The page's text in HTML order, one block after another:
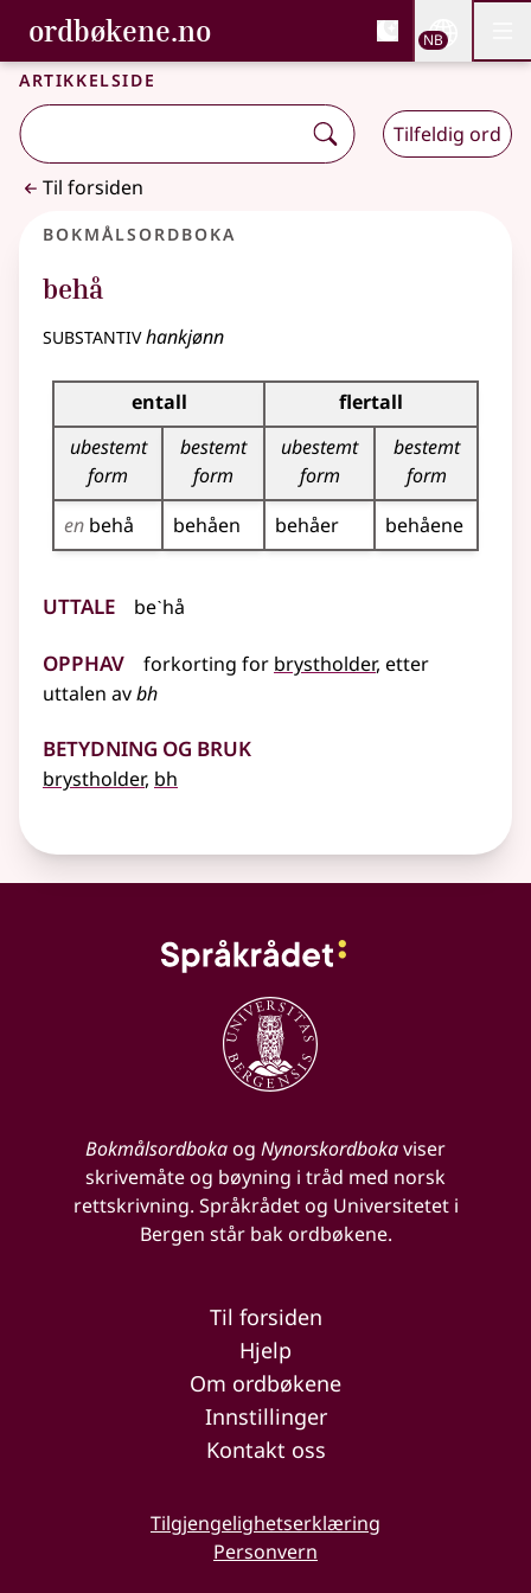
Gå til hovedinnhold
Tilgjengelighet
ordbøkene.no, Bokmålsordboka og
Bokmålsordboka og Nynorskordboka
NB
Artikkelside
Tilfeldig ord
Til forsiden
Bokmålsordboka
behå
substantivhankjønn
Bøyingstabell for dette substantivet
entall
flertall
ubestemt
form
bestemt
form
ubestemt
form
bestemt
form
en behå behåen behåer behåene
Uttale beˋhå
Opphav forkorting for brystholder, etter
uttalen avbh
Betydning og bruk
brystholder, bh
Bokmålsordbokaog Nynorskordbokaviser
skrivemåte og bøyning i tråd med norsk
rettskrivning. Språkrådet og Universitetet i
Bergen står bak ordbøkene.
Til forsiden
Hjelp
Om ordbøkene
Innstillinger
Kontakt oss
Tilgjengelighetserklæring
Personvern